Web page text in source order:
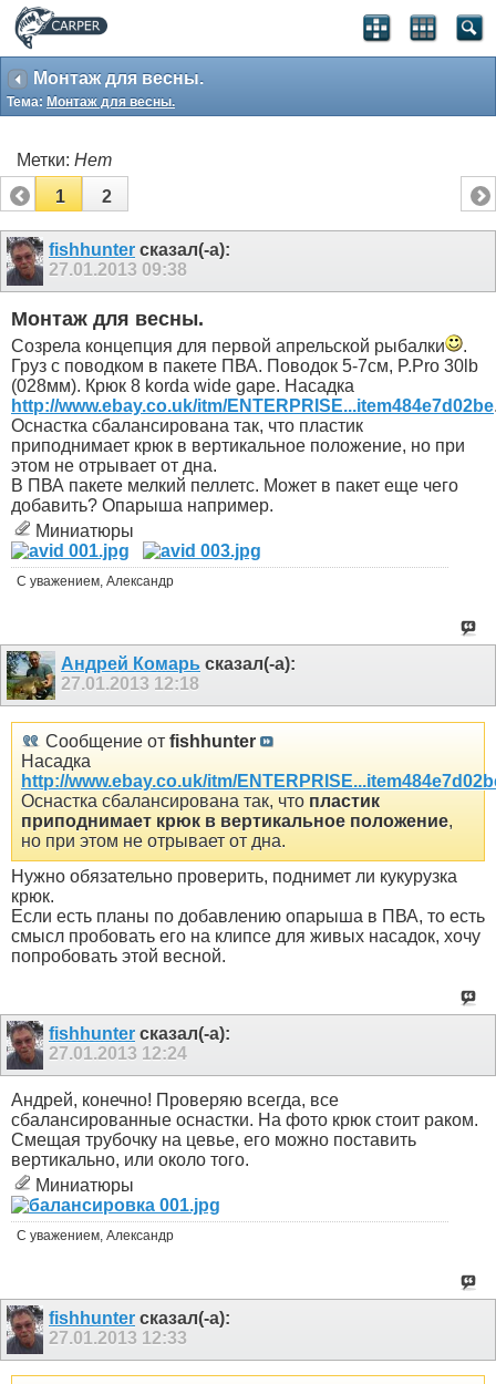
Монтаж для весны.
Тема: Монтаж для весны.
Метки: Нет
1
2
fishhunter сказал(-а):
27.01.2013 09:38
Монтаж для весны.
Созрела концепция для первой апрельской рыбалки
.
Груз с поводком в пакете ПВА. Поводок 5-7см, P.Pro 30lb
(028мм). Крюк 8 korda wide gape. Насадка
http://www.ebay.co.uk/itm/ENTERPRISE...item484e7d02be
Оснастка сбалансирована так, что пластик
приподнимает крюк в вертикальное положение, но при
этом не отрывает от дна.
В ПВА пакете мелкий пеллетс. Может в пакет еще чего
добавить? Опарыша например.
Миниатюры
С уважением, Александр
Андрей Комарь сказал(-а):
27.01.2013 12:18
Сообщение от fishhunter
Насадка
http://www.ebay.co.uk/itm/
Оснастка сбалансирована так, что пластик
приподнимает крюк в вертикальное положение,
но при этом не отрывает от дна.
Нужно обязательно проверить, поднимет ли кукурузка
крюк.
Если есть планы по добавлению опарыша в ПВА, то есть
смысл пробовать его на клипсе для живых насадок, хочу
попробовать этой весной.
fishhunter сказал(-а):
27.01.2013 12:24
Андрей, конечно! Проверяю всегда, все
сбалансированные оснастки. На фото крюк стоит раком.
Смещая трубочку на цевье, его можно поставить
вертикально, или около того.
Миниатюры
С уважением, Александр
fishhunter сказал(-а):
27.01.2013 12:33